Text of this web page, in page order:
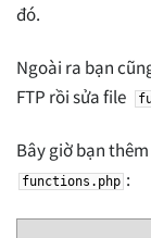
đó.
Ngoài ra bạn
FTP rồi sửa file
Bây giờ bạn
functions.php :